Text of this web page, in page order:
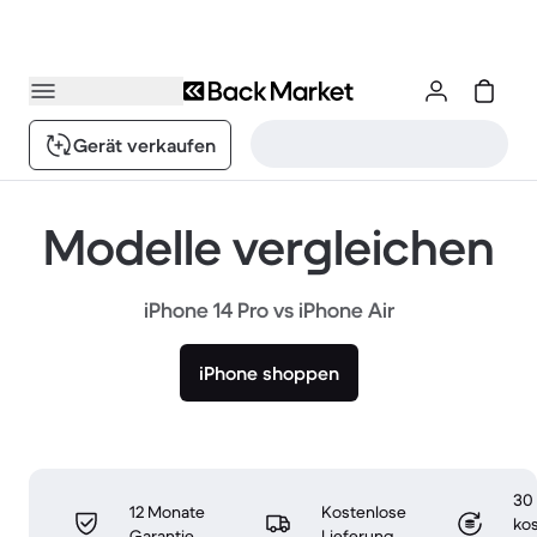
Gerät verkaufen
Modelle vergleichen
iPhone 14 Pro vs iPhone Air
iPhone shoppen
12 Monate
Kostenlose
30